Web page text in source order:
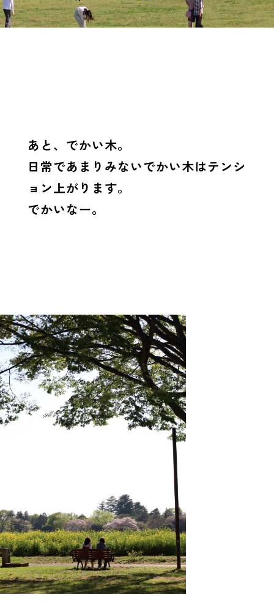
あと、でかい木。
日常であまりみないでかい木はテンシ
ョン上がります。
でかいなー。